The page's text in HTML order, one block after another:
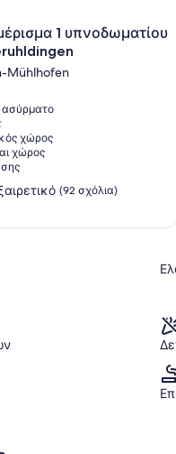
1 υπνοδωματίου
Mühlhofen
χώρος
χώρος
(92 σχόλια)